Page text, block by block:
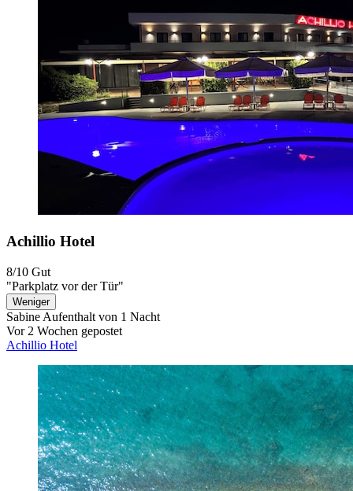
Achillio Hotel
8/10 Gut
"Parkplatz vor der Tür"
Weniger
Sabine Aufenthalt von 1 Nacht
Vor 2 Wochen gepostet
Achillio Hotel